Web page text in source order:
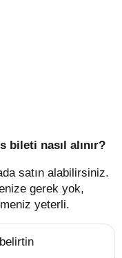
bileti nasıl alınır?
satın alabilirsiniz.
gerek yok,
yeterli.